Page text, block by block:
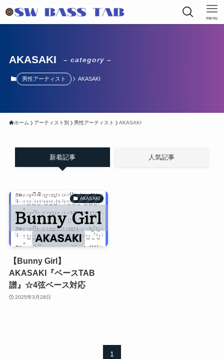
menu
AKASAKI – category –
男性アーティスト AKASAKI
ホーム アーティスト別 男性アーティスト AKASAKI
新着記事 人気記事
AKASAKI
【Bunny Girl】
AKASAKI『ベースTAB
譜』☆4弦ベース対応
2025年3月28日
1